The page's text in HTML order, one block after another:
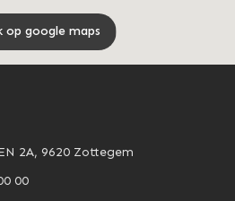
2A, 9620 Zottegem
00
op google maps